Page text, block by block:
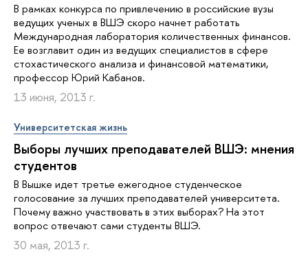
В рамках конкурса по привлечению в российские вузы
ведущих ученых в ВШЭ скоро начнет работать
Международная лаборатория количественных финансов.
Ее возглавит один из ведущих специалистов в сфере
стохастического анализа и финансовой математики,
профессор Юрий Кабанов.
13 июня, 2013 г.
Университетская жизнь
Выборы лучших преподавателей ВШЭ: мнения
студентов
В Вышке идет третье ежегодное студенческое
голосование за лучших преподавателей университета.
Почему важно участвовать в этих выборах? На этот
вопрос отвечают сами студенты ВШЭ.
30 мая, 2013 г.